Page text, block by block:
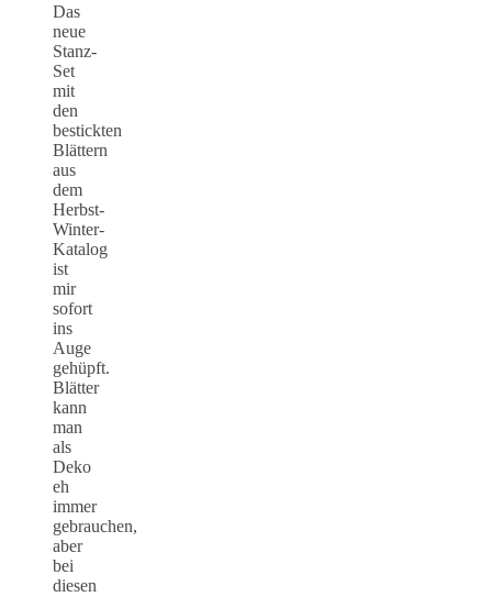
Das
neue
Stanz-
Set
mit
den
bestickten
Blättern
aus
dem
Herbst-
Winter-
Katalog
ist
mir
sofort
ins
Auge
gehüpft.
Blätter
kann
man
als
Deko
eh
immer
gebrauchen,
aber
bei
diesen